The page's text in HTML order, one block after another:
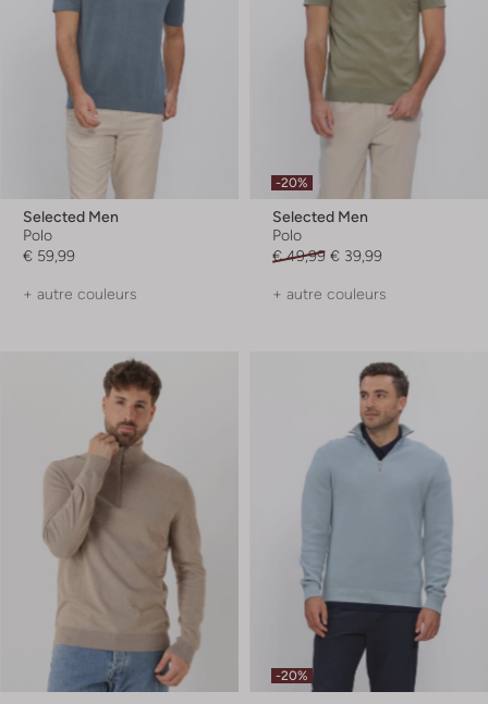
Selected Men
Polo
€ 59,99
+ autre couleurs
-20%
Selected Men
Polo
€ 49,99 € 39,99
+ autre couleurs
-20%